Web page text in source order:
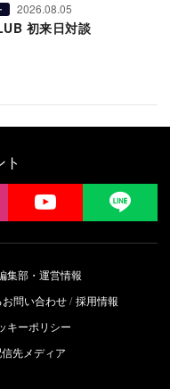
2026.08.05
初来日対談
YouTube
集部・運営情報
問い合わせ 採用情報
キーポリシー
先メディア